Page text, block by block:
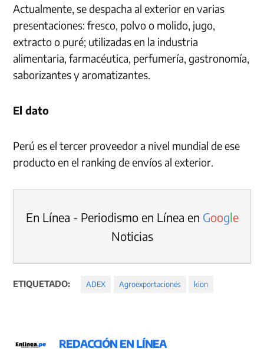
Actualmente, se despacha al exterior en varias
presentaciones: fresco, polvo o molido, jugo,
extracto o puré; utilizadas en la industria
alimentaria, farmacéutica, perfumería, gastronomía,
saborizantes y aromatizantes.
El dato
Perú es el tercer proveedor a nivel mundial de ese
producto en el ranking de envíos al exterior.
En Línea - Periodismo en Línea en Google
Noticias
ETIQUETADO: ADEX Agroexportaciones kion
REDACCIÓN EN LÍNEA